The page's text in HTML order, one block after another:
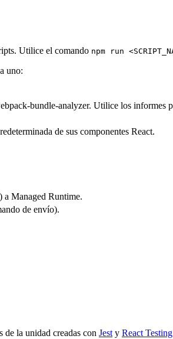
Utilice el comando npm run
uno:
bundle-analyzer. Utilice los informes
de sus componentes React.
a Managed Runtime.
de envío).
de la unidad creadas con Jest y React